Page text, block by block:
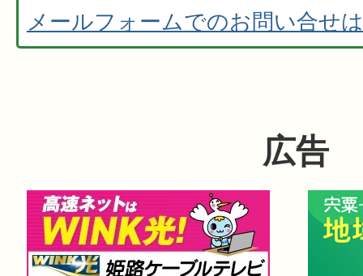
メールフォームでのお問い合せ
広告